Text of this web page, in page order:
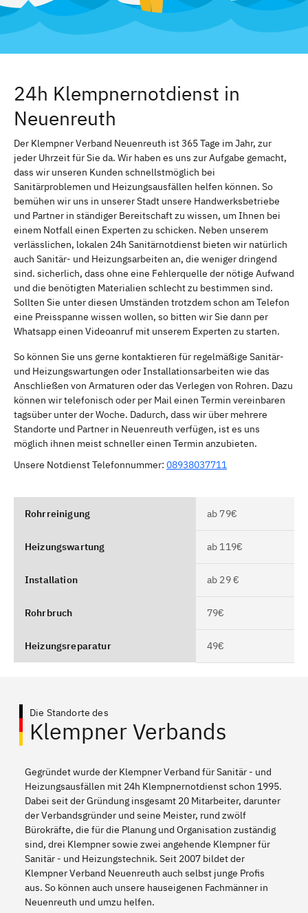
24h Klempnernotdienst in
Neuenreuth
Der Klempner Verband Neuenreuth ist 365 Tage im Jahr, zur
jeder Uhrzeit für Sie da. Wir haben es uns zur Aufgabe gemacht,
dass wir unseren Kunden schnellstmöglich bei
Sanitärproblemen und Heizungsausfällen helfen können. So
bemühen wir uns in unserer Stadt unsere Handwerksbetriebe
und Partner in ständiger Bereitschaft zu wissen, um Ihnen bei
einem Notfall einen Experten zu schicken. Neben unserem
verlässlichen, lokalen 24h Sanitärnotdienst bieten wir natürlich
auch Sanitär- und Heizungsarbeiten an, die weniger dringend
sind. sicherlich, dass ohne eine Fehlerquelle der nötige Aufwand
und die benötigten Materialien schlecht zu bestimmen sind.
Sollten Sie unter diesen Umständen trotzdem schon am Telefon
eine Preisspanne wissen wollen, so bitten wir Sie dann per
Whatsapp einen Videoanruf mit unserem Experten zu starten.
So können Sie uns gerne kontaktieren für regelmäßige Sanitär-
und Heizungswartungen oder Installationsarbeiten wie das
Anschließen von Armaturen oder das Verlegen von Rohren. Dazu
können wir telefonisch oder per Mail einen Termin vereinbaren
tagsüber unter der Woche. Dadurch, dass wir über mehrere
Standorte und Partner in Neuenreuth verfügen, ist es uns
möglich ihnen meist schneller einen Termin anzubieten.
Unsere Notdienst Telefonnummer: 08938037711
Rohrreinigung ab 79€
Heizungswartung ab 119€
Installation ab 29 €
Rohrbruch 79€
Heizungsreparatur 49€
Die Standorte des
Klempner Verbands
Gegründet wurde der Klempner Verband für Sanitär - und
Heizungsausfällen mit 24h Klempnernotdienst schon 1995.
Dabei seit der Gründung insgesamt 20 Mitarbeiter, darunter
der Verbandsgründer und seine Meister, rund zwölf
Bürokräfte, die für die Planung und Organisation zuständig
sind, drei Klempner sowie zwei angehende Klempner für
Sanitär - und Heizungstechnik. Seit 2007 bildet der
Klempner Verband Neuenreuth auch selbst junge Profis
aus. So können auch unsere hauseigenen Fachmänner in
Neuenreuth und umzu helfen.